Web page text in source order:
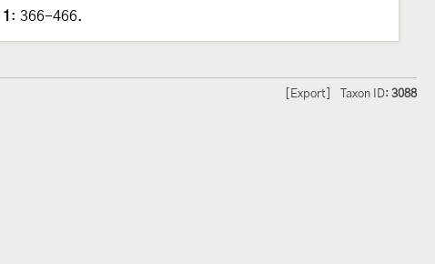
1 : 366-466.
Taxon ID: 3088
[Export]